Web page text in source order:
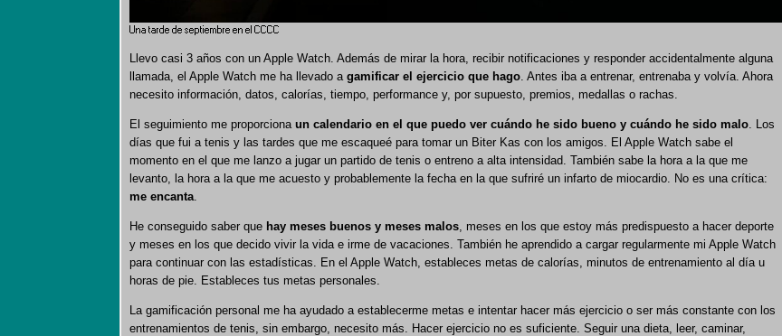
Una tarde de septiembre en el CCCC
Llevo casi 3 años con un Apple Watch. Además de mirar la hora, recibir notificaciones y responder accidentalmente alguna
llamada, el Apple Watch me ha llevado a gamificar el ejercicio que hago. Antes iba a entrenar, entrenaba y volvía. Ahora
necesito información, datos, calorías, tiempo, performance y, por supuesto, premios, medallas o rachas.
El seguimiento me proporciona un calendario en el que puedo ver cuándo he sido bueno y cuándo he sido malo. Los
días que fui a tenis y las tardes que me escaqueé para tomar un Biter Kas con los amigos. El Apple Watch sabe el
momento en el que me lanzo a jugar un partido de tenis o entreno a alta intensidad. También sabe la hora a la que me
levanto, la hora a la que me acuesto y probablemente la fecha en la que sufriré un infarto de miocardio. No es una crítica:
me encanta.
He conseguido saber que hay meses buenos y meses malos, meses en los que estoy más predispuesto a hacer deporte
y meses en los que decido vivir la vida e irme de vacaciones. También he aprendido a cargar regularmente mi Apple Watch
para continuar con las estadísticas. En el Apple Watch, estableces metas de calorías, minutos de entrenamiento al día u
horas de pie. Estableces tus metas personales.
La gamificación personal me ha ayudado a establecerme metas e intentar hacer más ejercicio o ser más constante con los
entrenamientos de tenis, sin embargo, necesito más. Hacer ejercicio no es suficiente. Seguir una dieta, leer, caminar,